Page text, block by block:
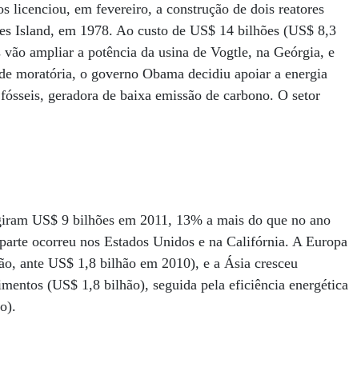
licenciou, em fevereiro, a construção de dois reatores
Island, em 1978. Ao custo de US$ 14 bilhões (US$ 8,3
ampliar a potência da usina de Vogtle, na Geórgia, e
moratória, o governo Obama decidiu apoiar a energia
geradora de baixa emissão de carbono. O setor
US$ 9 bilhões em 2011, 13% a mais do que no ano
ocorreu nos Estados Unidos e na Califórnia. A Europa
ante US$ 1,8 bilhão em 2010), e a Ásia cresceu
(US$ 1,8 bilhão), seguida pela eficiência energética